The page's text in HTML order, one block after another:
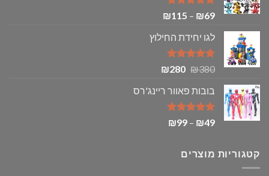
דורג
5.00
₪69
–
₪115
לגו יחידת החילוץ
דורג5.00₪380
המחיר
היה:
₪380.
₪280
המחיר
הוא:
בובות פאוור ריינג'רס
דורג
5.00
₪49
–
₪99
קטגוריות מוצרים